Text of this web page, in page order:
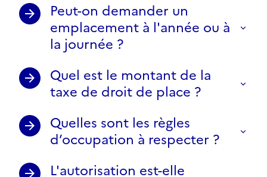
Peut-on demander un
emplacement à l'année ou à
la journée ?
Quel est le montant de la
taxe de droit de place ?
Quelles sont les règles
d’occupation à respecter ?
L'autorisation est-elle